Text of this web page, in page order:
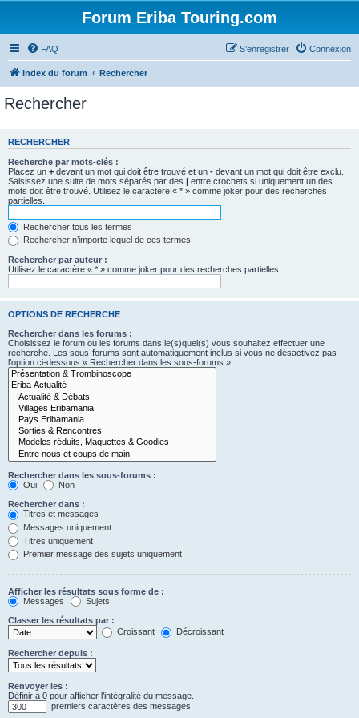
Forum Eriba Touring.com
FAQ Connexion
S’enregistrer
Index du forum Rechercher
Rechercher
RECHERCHER
Recherche par mots-clés :
Placez un + devant un mot qui doit être trouvé et un - devant un mot qui doit être exclu.
Saisissez une suite de mots séparés par des | entre crochets si uniquement un des
mots doit être trouvé. Utilisez le caractère « * » comme joker pour des recherches
partielles.
Rechercher tous les termes
Rechercher n’importe lequel de ces termes
Rechercher par auteur :
Utilisez le caractère « * » comme joker pour des recherches partielles.
OPTIONS DE RECHERCHE
Rechercher dans les forums :
Choisissez le forum ou les forums dans le(s)quel(s) vous souhaitez effectuer une
recherche. Les sous-forums sont automatiquement inclus si vous ne désactivez pas
l’option ci-dessous « Rechercher dans les sous-forums ».
Rechercher dans les sous-forums :
Oui
Non
Rechercher dans :
Titres et messages
Messages uniquement
Titres uniquement
Premier message des sujets uniquement
Afficher les résultats sous forme de :
Messages
Sujets
Classer les résultats par :
Croissant
Décroissant
Rechercher depuis :
Renvoyer les :
Définir à 0 pour afficher l’intégralité du message.
premiers caractères des messages